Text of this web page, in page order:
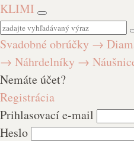
KLIMI
Svadobné obrúčky →
→ Náhrdelníky →
Nemáte účet?
Registrácia
Prihlasovací e-mail
Heslo